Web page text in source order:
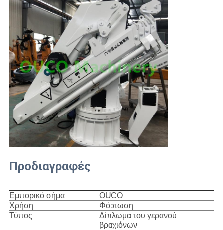
Προδιαγραφές
Εμπορικό σήμα
OUCO
Χρήση
Φόρτωση
Τύπος
Δίπλωμα του γερανού
βραχιόνων